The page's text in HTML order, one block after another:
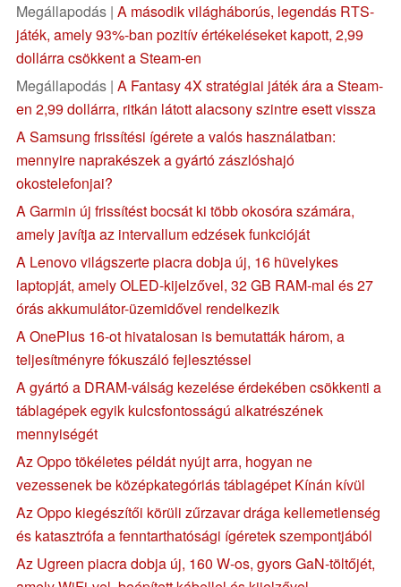
Megállapodás | A második világháborús, legendás RTS-
játék, amely 93%-ban pozitív értékeléseket kapott, 2,99
dollárra csökkent a Steam-en
Megállapodás | A Fantasy 4X stratégiai játék ára a Steam-
en 2,99 dollárra, ritkán látott alacsony szintre esett vissza
A Samsung frissítési ígérete a valós használatban:
mennyire naprakészek a gyártó zászlóshajó
okostelefonjai?
A Garmin új frissítést bocsát ki több okosóra számára,
amely javítja az intervallum edzések funkcióját
A Lenovo világszerte piacra dobja új, 16 hüvelykes
laptopját, amely OLED-kijelzővel, 32 GB RAM-mal és 27
órás akkumulátor-üzemidővel rendelkezik
A OnePlus 16-ot hivatalosan is bemutatták három, a
teljesítményre fókuszáló fejlesztéssel
A gyártó a DRAM-válság kezelése érdekében csökkenti a
táblagépek egyik kulcsfontosságú alkatrészének
mennyiségét
Az Oppo tökéletes példát nyújt arra, hogyan ne
vezessenek be középkategóriás táblagépet Kínán kívül
Az Oppo kiegészítői körüli zűrzavar drága kellemetlenség
és katasztrófa a fenntarthatósági ígéretek szempontjából
Az Ugreen piacra dobja új, 160 W-os, gyors GaN-töltőjét,